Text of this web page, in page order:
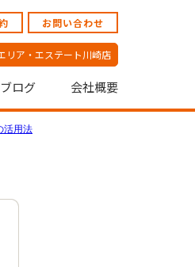
お問い合わせ
リア・エステート川崎店
ログ 会社概要
活用法